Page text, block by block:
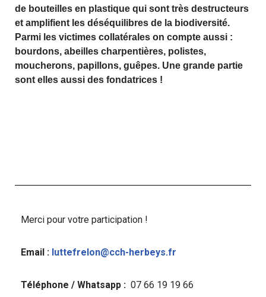
de bouteilles en plastique qui sont très destructeurs
et amplifient les déséquilibres de la biodiversité.
Parmi les victimes collatérales on compte aussi :
bourdons, abeilles charpentières, polistes,
moucherons, papillons, guêpes. Une grande partie
sont elles aussi des fondatrices !
Merci pour votre participation !
Email : luttefrelon@cch-herbeys.fr
Téléphone / Whatsapp : 07 66 19 19 66